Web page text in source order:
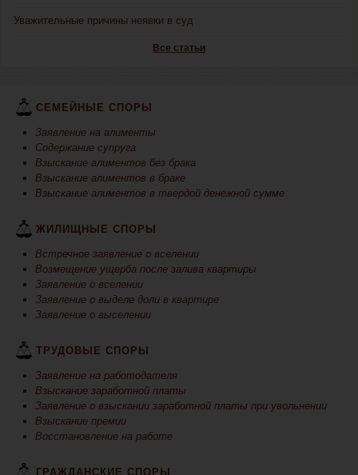
Уважительные причины неявки в суд
Все статьи
СЕМЕЙНЫЕ СПОРЫ
Заявление на алименты
Содержание супруга
Взыскание алиментов без брака
Взыскание алиментов в браке
Взыскание алиментов в твердой денежной сумме
ЖИЛИЩНЫЕ СПОРЫ
Встречное заявление о вселении
Возмещение ущерба после залива квартиры
Заявление о вселении
Заявление о выделе доли в квартире
Заявление о выселении
ТРУДОВЫЕ СПОРЫ
Заявление на работодателя
Взыскание заработной платы
Заявление о взыскании заработной платы при увольнении
Взыскание премии
Восстановление на работе
ГРАЖДАНСКИЕ СПОРЫ